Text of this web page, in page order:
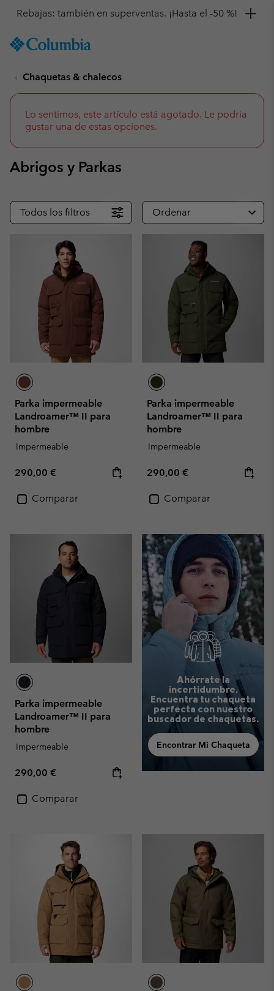
TO
SKIP
NAV
SKIP
TO
SEARCH
Consigue un 10 % de descuento
Chaquetas & chalecos
Lo sentimos, este artículo está agotado. Le podria
gustar una de estas opciones.
Abrigos y Parkas
Todos los filtros Ordenar
Parka impermeable
Landroamer™ II para
hombre
Impermeable
Regular price:
290,00 €
Comparar
Parka impermeable
Landroamer™ II para
hombre
Impermeable
Regular price:
290,00 €
Comparar
Parka impermeable
Landroamer™ II para
hombre
Impermeable
Regular price:
290,00 €
Comparar
Ahórrate la
incertidumbre.
Encuentra tu chaqueta
perfecta con nuestro
buscador de chaquetas.
Encontrar Mi Chaqueta